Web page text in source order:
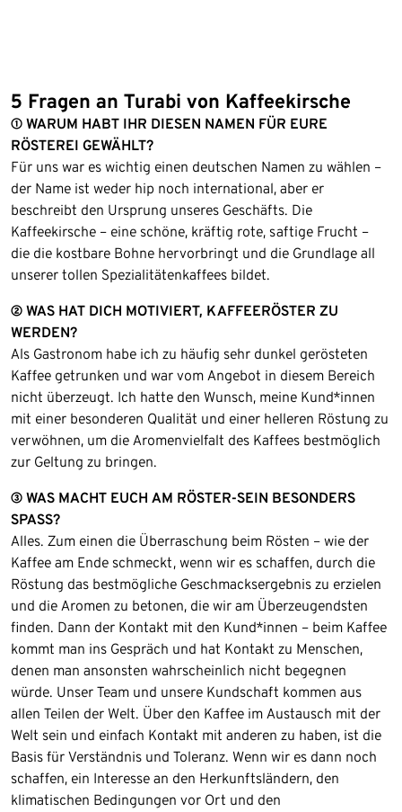
5 Fragen an Turabi von Kaffeekirsche
① WARUM HABT IHR DIESEN NAMEN FÜR EURE
RÖSTEREI GEWÄHLT?
Für uns war es wichtig einen deutschen Namen zu wählen –
der Name ist weder hip noch international, aber er
beschreibt den Ursprung unseres Geschäfts. Die
Kaffeekirsche – eine schöne, kräftig rote, saftige Frucht –
die die kostbare Bohne hervorbringt und die Grundlage all
unserer tollen Spezialitätenkaffees bildet.
② WAS HAT DICH MOTIVIERT, KAFFEERÖSTER ZU
WERDEN?
Als Gastronom habe ich zu häufig sehr dunkel gerösteten
Kaffee getrunken und war vom Angebot in diesem Bereich
nicht überzeugt. Ich hatte den Wunsch, meine Kund*innen
mit einer besonderen Qualität und einer helleren Röstung zu
verwöhnen, um die Aromenvielfalt des Kaffees bestmöglich
zur Geltung zu bringen.
③ WAS MACHT EUCH AM RÖSTER-SEIN BESONDERS
SPASS?
Alles. Zum einen die Überraschung beim Rösten – wie der
Kaffee am Ende schmeckt, wenn wir es schaffen, durch die
Röstung das bestmögliche Geschmacksergebnis zu erzielen
und die Aromen zu betonen, die wir am Überzeugendsten
finden. Dann der Kontakt mit den Kund*innen – beim Kaffee
kommt man ins Gespräch und hat Kontakt zu Menschen,
denen man ansonsten wahrscheinlich nicht begegnen
würde. Unser Team und unsere Kundschaft kommen aus
allen Teilen der Welt. Über den Kaffee im Austausch mit der
Welt sein und einfach Kontakt mit anderen zu haben, ist die
Basis für Verständnis und Toleranz. Wenn wir es dann noch
schaffen, ein Interesse an den Herkunftsländern, den
klimatischen Bedingungen vor Ort und den